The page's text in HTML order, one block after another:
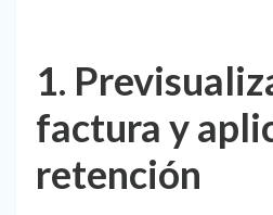
1.
factura y
retención